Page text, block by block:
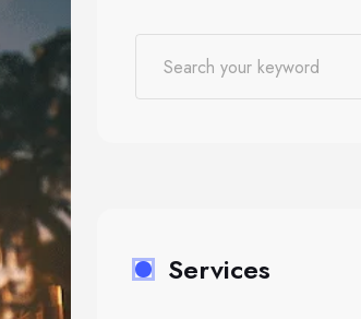
Services